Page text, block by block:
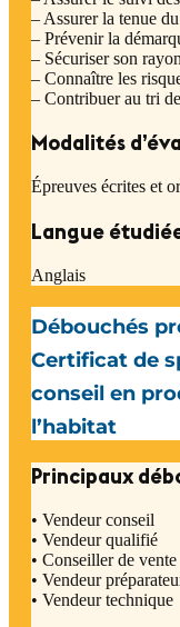
– Assurer la tenue
– Prévenir la
– Sécuriser son rayon
– Connaître les
– Contribuer au tri
Modalités
Épreuves écrites et
Langue
Anglais
Débouchés
Certificat de
conseil en
l’habitat
Principaux
• Vendeur conseil
• Vendeur qualifié
• Conseiller de vente
• Vendeur
• Vendeur technique